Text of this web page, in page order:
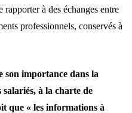
à des échanges entre
professionnels, conservés à
son importance dans la
à la charte de
que « les informations à